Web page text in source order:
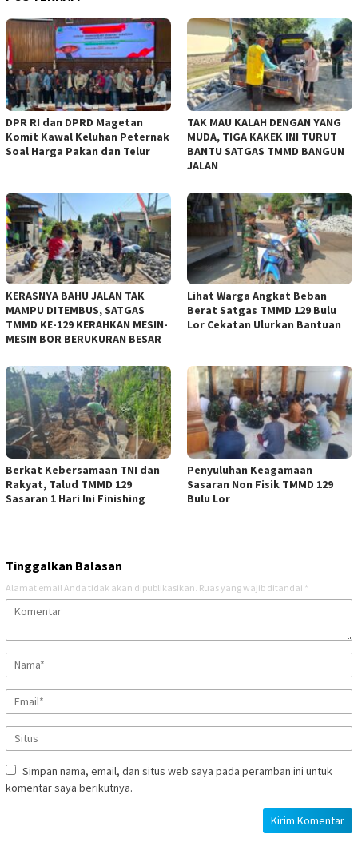
DPR RI dan DPRD Magetan
Komit Kawal Keluhan Peternak
Soal Harga Pakan dan Telur
TAK MAU KALAH DENGAN YANG
MUDA, TIGA KAKEK INI TURUT
BANTU SATGAS TMMD BANGUN
JALAN
KERASNYA BAHU JALAN TAK
MAMPU DITEMBUS, SATGAS
TMMD KE-129 KERAHKAN MESIN-
MESIN BOR BERUKURAN BESAR
Lihat Warga Angkat Beban
Berat Satgas TMMD 129 Bulu
Lor Cekatan Ulurkan Bantuan
Berkat Kebersamaan TNI dan
Rakyat, Talud TMMD 129
Sasaran 1 Hari Ini Finishing
Penyuluhan Keagamaan
Sasaran Non Fisik TMMD 129
Bulu Lor
Tinggalkan Balasan
Alamat email Anda tidak akan dipublikasikan. Ruas yang wajib ditandai *
Simpan nama, email, dan situs web saya pada peramban ini untuk
komentar saya berikutnya.